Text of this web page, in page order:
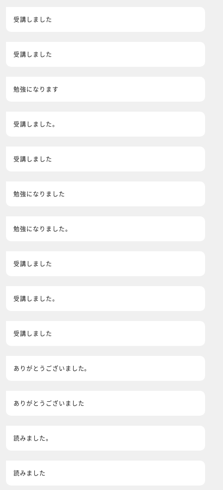
受講しました
受講しました
勉強になります
受講しました。
受講しました
勉強になりました
勉強になりました。
受講しました
受講しました。
受講しました
ありがとうございました。
ありがとうございました
読みました。
読みました